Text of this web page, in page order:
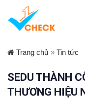
Trang chủ » Tin tức
SEDU THÀNH
THƯƠNG HIỆU